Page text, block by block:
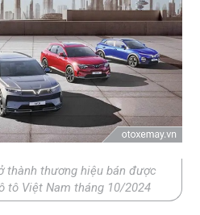
thành thương hiệu bán được
tô Việt Nam tháng 10/2024